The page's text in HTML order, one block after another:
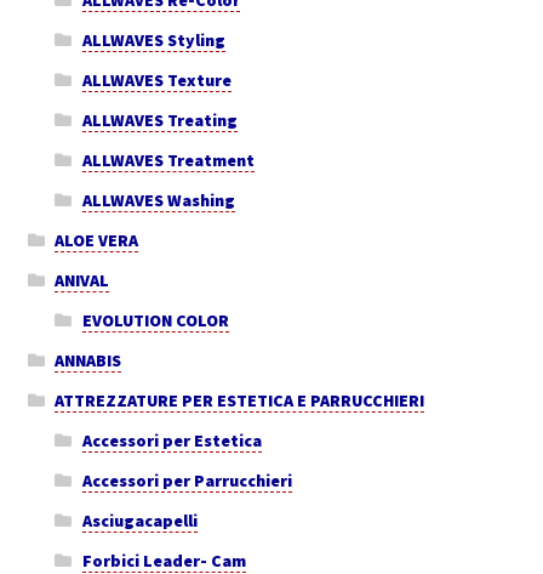
ALLWAVES Styling
ALLWAVES Texture
ALLWAVES Treating
ALLWAVES Treatment
ALLWAVES Washing
ALOE VERA
ANIVAL
EVOLUTION COLOR
ANNABIS
ATTREZZATURE PER ESTETICA E PARRUCCHIERI
Accessori per Estetica
Accessori per Parrucchieri
Asciugacapelli
Forbici Leader- Cam